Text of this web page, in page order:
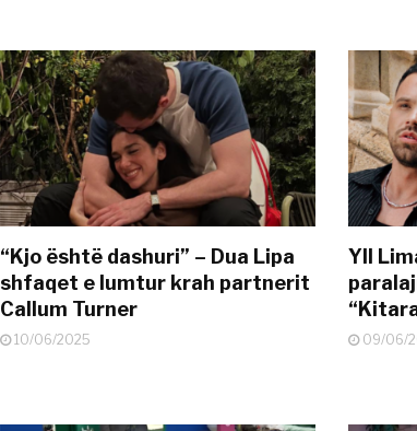
“Kjo është dashuri” – Dua Lipa
shfaqet e lumtur krah partnerit
Callum Turner
10/06/2025
Yll
09/06/